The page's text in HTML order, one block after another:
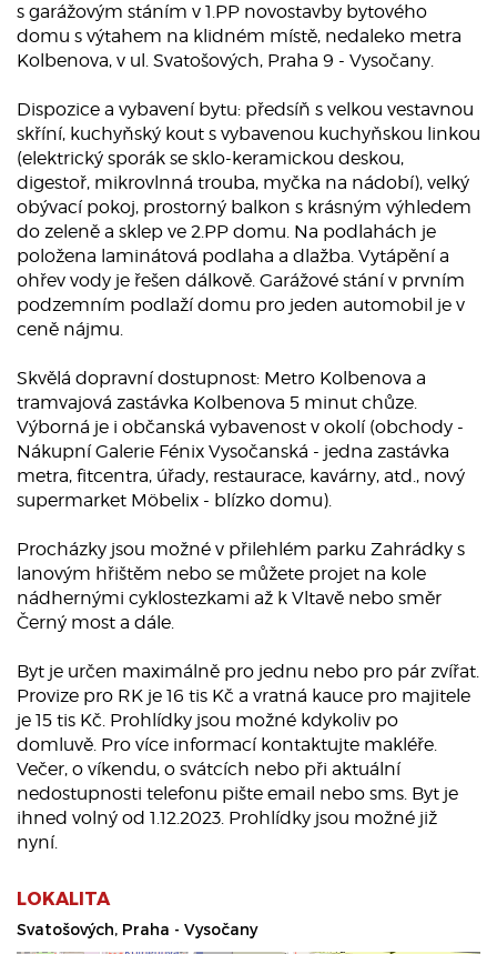
s garážovým stáním v 1.PP novostavby bytového
domu s výtahem na klidném místě, nedaleko metra
Kolbenova, v ul. Svatošových, Praha 9 - Vysočany.
Dispozice a vybavení bytu: předsíň s velkou vestavnou
skříní, kuchyňský kout s vybavenou kuchyňskou linkou
(elektrický sporák se sklo-keramickou deskou,
digestoř, mikrovlnná trouba, myčka na nádobí), velký
obývací pokoj, prostorný balkon s krásným výhledem
do zeleně a sklep ve 2.PP domu. Na podlahách je
položena laminátová podlaha a dlažba. Vytápění a
ohřev vody je řešen dálkově. Garážové stání v prvním
podzemním podlaží domu pro jeden automobil je v
ceně nájmu.
Skvělá dopravní dostupnost: Metro Kolbenova a
tramvajová zastávka Kolbenova 5 minut chůze.
Výborná je i občanská vybavenost v okolí (obchody -
Nákupní Galerie Fénix Vysočanská - jedna zastávka
metra, fitcentra, úřady, restaurace, kavárny, atd., nový
supermarket Möbelix - blízko domu).
Procházky jsou možné v přilehlém parku Zahrádky s
lanovým hřištěm nebo se můžete projet na kole
nádhernými cyklostezkami až k Vltavě nebo směr
Černý most a dále.
Byt je určen maximálně pro jednu nebo pro pár zvířat.
Provize pro RK je 16 tis Kč a vratná kauce pro majitele
je 15 tis Kč. Prohlídky jsou možné kdykoliv po
domluvě. Pro více informací kontaktujte makléře.
Večer, o víkendu, o svátcích nebo při aktuální
nedostupnosti telefonu pište email nebo sms. Byt je
ihned volný od 1.12.2023. Prohlídky jsou možné již
nyní.
LOKALITA
Svatošových, Praha - Vysočany